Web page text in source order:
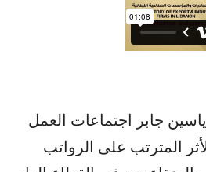
جابر اجتماعات العمل
المترتب على الرواتب